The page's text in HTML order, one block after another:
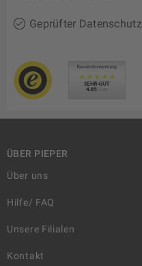
Geprüfter Datenschutz
ÜBER PIEPER
Über uns
Hilfe/ FAQ
Unsere Filialen
Kontakt